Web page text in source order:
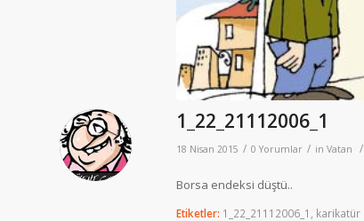
1_22_21112006_1
18 Nisan 2015 / 0 Yorumlar / in Vatan /
Borsa endeksi düştü..
Etiketler: 1_22_21112006_1 karikatür